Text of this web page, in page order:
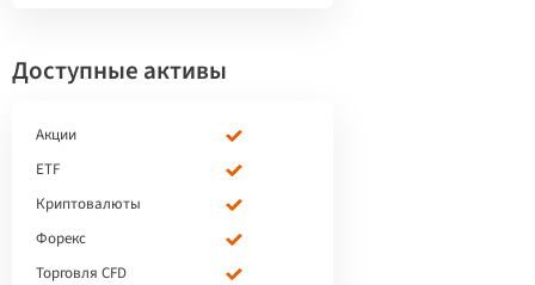
Доступные активы
Акции
ETF
Криптовалюты
Форекс
Торговля CFD